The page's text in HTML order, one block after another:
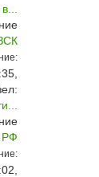
РФ